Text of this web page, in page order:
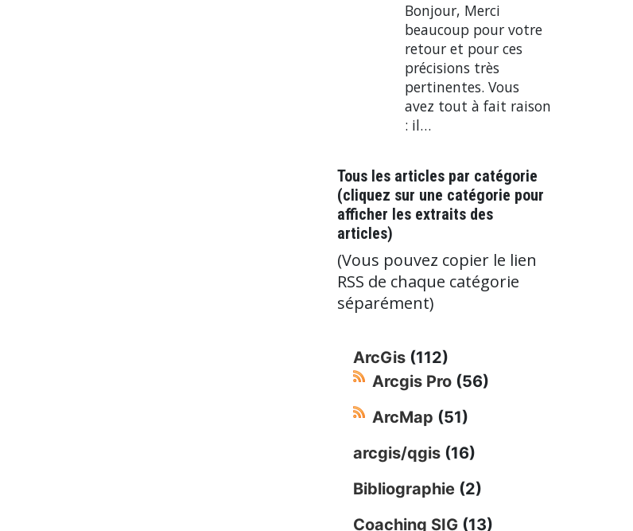
Bonjour, Merci
beaucoup pour votre
retour et pour ces
précisions très
pertinentes. Vous
avez tout à fait raison
: il…
Tous les articles par catégorie
(cliquez sur une catégorie pour
afficher les extraits des
articles)
(Vous pouvez copier le lien
RSS de chaque catégorie
séparément)
ArcGis (112)
Arcgis Pro (56)
ArcMap (51)
arcgis/qgis (16)
Bibliographie (2)
Coaching SIG (13)